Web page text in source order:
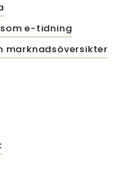
e-tidning
marknadsöversikter